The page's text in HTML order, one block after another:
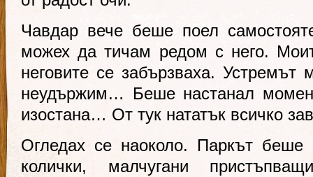
Чавдар вече беше поел
можех да тичам редом с него.
неговите се забързваха.
неудържим… Беше настанал
изостана… От тук нататък всичко
Огледах се наоколо. Паркът
колички, малчугани